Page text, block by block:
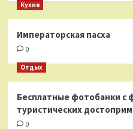
Кухня
Императорская пасха
0
Отдых
Бесплатные фотобанки с
туристических
0